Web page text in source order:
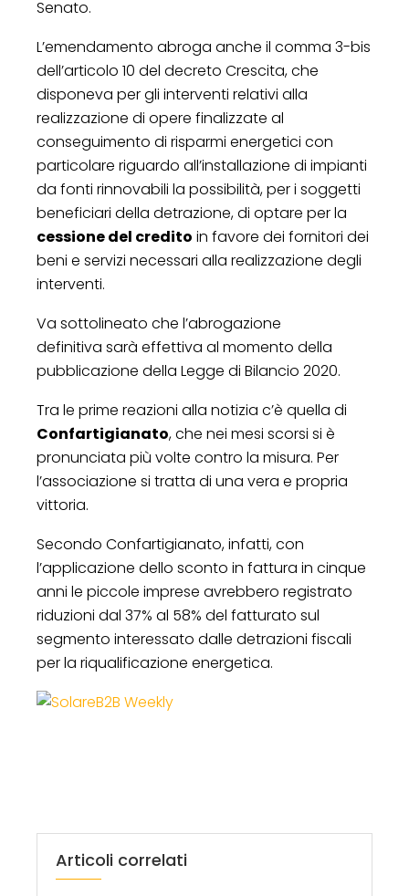
Senato.
L’emendamento abroga anche il comma 3-bis
dell’articolo 10 del decreto Crescita, che
disponeva per gli interventi relativi alla
realizzazione di opere finalizzate al
conseguimento di risparmi energetici con
particolare riguardo all’installazione di impianti
da fonti rinnovabili la possibilità, per i soggetti
beneficiari della detrazione, di optare per la
cessione del credito in favore dei fornitori dei
beni e servizi necessari alla realizzazione degli
interventi.
Va sottolineato che l’abrogazione
definitiva sarà effettiva al momento della
pubblicazione della Legge di Bilancio 2020.
Tra le prime reazioni alla notizia c’è quella di
Confartigianato, che nei mesi scorsi si è
pronunciata più volte contro la misura. Per
l’associazione si tratta di una vera e propria
vittoria.
Secondo Confartigianato, infatti, con
l’applicazione dello sconto in fattura in cinque
anni le piccole imprese avrebbero registrato
riduzioni dal 37% al 58% del fatturato sul
segmento interessato dalle detrazioni fiscali
per la riqualificazione energetica.
Articoli correlati